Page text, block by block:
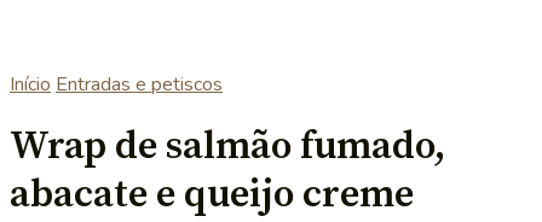
Início Entradas e petiscos
Wrap de salmão fumado,
abacate e queijo creme